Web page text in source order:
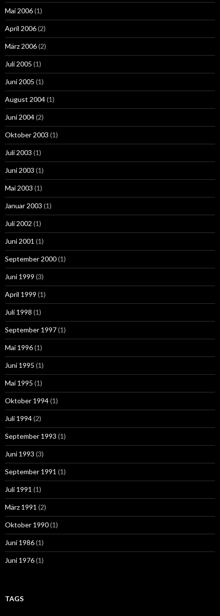
Mai 2006(1)
April 2006(2)
März 2006(2)
Juli 2005 (1)
Juni 2005 (1)
August 2004(1)
Juni 2004(2)
Oktober 2003 (1)
Juli 2003 (1)
Juni 2003 (1)
Mai 2003 (1)
Januar 2003 (1)
Juli 2002 (1)
Juni 2001 (1)
September 2000(1)
Juni 1999 (3)
April 1999 (1)
Juli 1998 (1)
September 1997(1)
Mai 1996(1)
Juni 1995 (1)
Mai 1995 (1)
Oktober 1994(1)
Juli 1994(2)
September 1993 (1)
Juni 1993 (3)
September 1991 (1)
Juli 1991 (1)
März 1991 (2)
Oktober 1990(1)
Juni 1986(1)
Juni 1976(1)
TAGS